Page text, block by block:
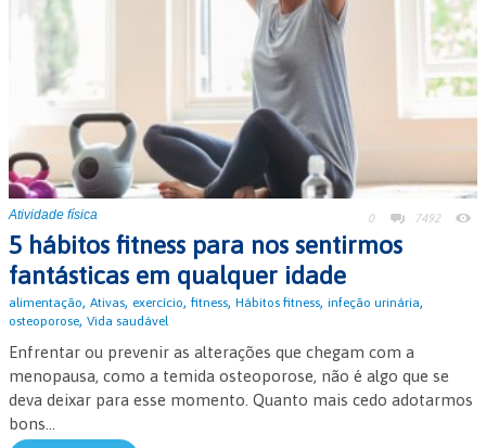
Atividade física 0 7492
5 hábitos fitness para nos sentirmos
fantásticas em qualquer idade
alimentação, Ativas, exercício, fitness, Hábitos fitness, infeção urinária,
osteoporose, Vida saudável
Enfrentar ou prevenir as alterações que chegam com a
menopausa, como a temida osteoporose, não é algo que se
deva deixar para esse momento. Quanto mais cedo adotarmos
bons...